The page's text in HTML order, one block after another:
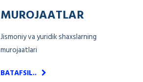
MUROJAATLAR
Jismoniy va yuridik shaxslarning
murojaatlari
BATAFSIL..